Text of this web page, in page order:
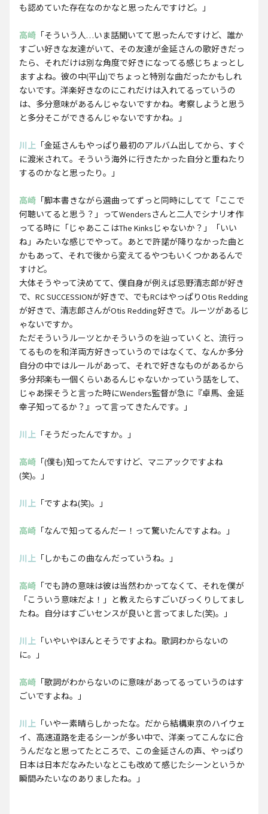
も認めていた存在なのかなと思ったんですけど。」
高崎 「そういう人…いま話聞いてて思ったんですけど、誰か
すごい好きな友達がいて、その友達が金延さんの歌好きだっ
たら、それだけは別な角度で好きになってる感じちょっとし
ますよね。彼の中(平山)でちょっと特別な曲だったかもしれ
ないです。洋楽好きなのにこれだけは入れてるっていうの
は、多分意味があるんじゃないですかね。考察しようと思う
と多分そこができるんじゃないですかね。」
川上 「金延さんもやっぱり最初のアルバム出してから、すぐ
に渡米されて。そういう海外に行きたかった自分と重ねたり
するのかなと思ったり。」
高崎 「脚本書きながら選曲ってずっと同時にしてて「ここで
何聴いてると思う？」ってWendersさんと二人でシナリオ作
ってる時に「じゃあここはThe Kinksじゃないか？」「いい
ね」みたいな感じでやって。あとで許諾が降りなかった曲と
かもあって、それで後から変えてるやつもいくつかあるんで
すけど。
大体そうやって決めてて、僕自身が例えば忌野清志郎が好き
で、RC SUCCESSIONが好きで、でもRCはやっぱりOtis Redding
が好きで、清志郎さんがOtis Redding好きで。ルーツがあるじ
ゃないですか。
ただそういうルーツとかそういうのを辿っていくと、流行っ
てるものを和洋両方好きっていうのではなくて、なんか多分
自分の中ではルールがあって、それで好きなものがあるから
多分邦楽も一個くらいあるんじゃないかっていう話をして、
じゃあ探そうと言った時にWenders監督が急に『卓馬、金延
幸子知ってるか？』って言ってきたんです。」
川上 「そうだったんですか。」
高崎 「(僕も)知ってたんですけど、マニアックですよね
(笑)。」
川上 「ですよね(笑)。」
高崎 「なんで知ってるんだー！って驚いたんですよね。」
川上 「しかもこの曲なんだっていうね。」
高崎 「でも詩の意味は彼は当然わかってなくて、それを僕が
「こういう意味だよ！」と教えたらすごいびっくりしてまし
たね。自分はすごいセンスが良いと言ってました(笑)。」
川上 「いやいやほんとそうですよね。歌詞わからないの
に。」
高崎 「歌詞がわからないのに意味があってるっていうのはす
ごいですよね。」
川上 「いやー素晴らしかったな。だから結構東京のハイウェ
イ、高速道路を走るシーンが多い中で、洋楽ってこんなに合
うんだなと思ってたところで、この金延さんの声、やっぱり
日本は日本だなみたいなとこも改めて感じたシーンというか
瞬間みたいなのありましたね。」